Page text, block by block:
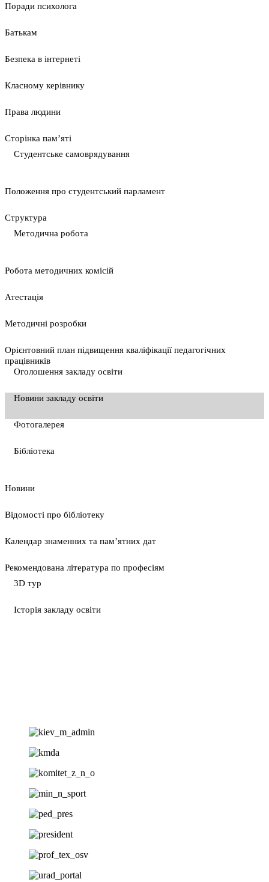
Поради психолога
Батькам
Безпека в інтернеті
Класному керівнику
Права людини
Сторінка пам’яті
Студентське самоврядування
Положення про студентський парламент
Cтруктура
Методична робота
Pобота методичних комісій
Атестація
Методичні розробки
Орієнтовний план підвищення кваліфікації педагогічних
працівників
Оголошення закладу освіти
Новини закладу освіти
Фотогалерея
Бібліотека
Новини
Відомості про бібліотеку
Календар знаменних та пам’ятних дат
Рекомендована література по професіям
3D тур
Історія закладу освіти